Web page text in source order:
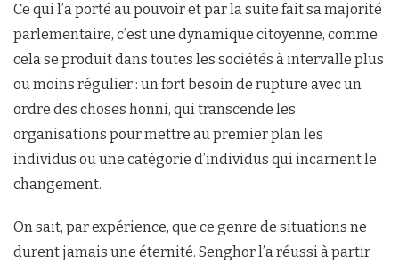
Ce qui l’a porté au pouvoir et par la suite fait sa majorité
parlementaire, c’est une dynamique citoyenne, comme
cela se produit dans toutes les sociétés à intervalle plus
ou moins régulier : un fort besoin de rupture avec un
ordre des choses honni, qui transcende les
organisations pour mettre au premier plan les
individus ou une catégorie d’individus qui incarnent le
changement.
On sait, par expérience, que ce genre de situations ne
durent jamais une éternité. Senghor l’a réussi à partir